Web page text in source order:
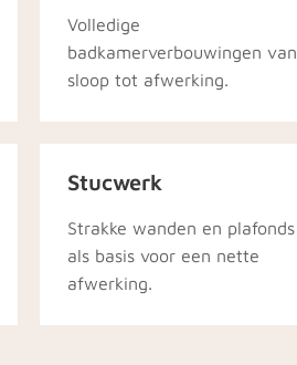
Volledige
badkamerverbouwingen van
sloop tot afwerking.
Stucwerk
Strakke wanden en plafonds
als basis voor een nette
afwerking.